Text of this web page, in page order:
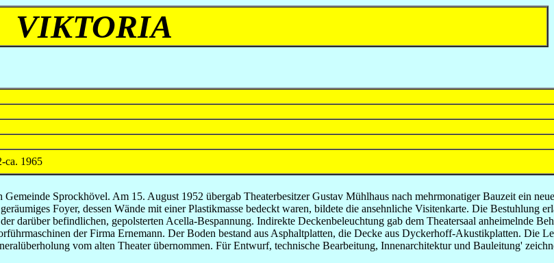
VIKTORIA
ca. 1965
Sprockhövel. Am 15. August 1952 übergab Theaterbesitzer Gustav Mühlhaus nach mehrmonatiger Bauzeit ein
Foyer, dessen Wände mit einer Plastikmasse bedeckt waren, bildete die ansehnliche Visitenkarte. Die Bestuhlung
darüber befindlichen, gepolsterten Acella-Bespannung. Indirekte Deckenbeleuchtung gab dem Theatersaal anheimelnde
der Firma Ernemann. Der Boden bestand aus Asphaltplatten, die Decke aus Dyckerhoff-Akustikplatten. Die
vom alten Theater übernommen. Für Entwurf, technische Bearbeitung, Innenarchitektur und Bauleitung'